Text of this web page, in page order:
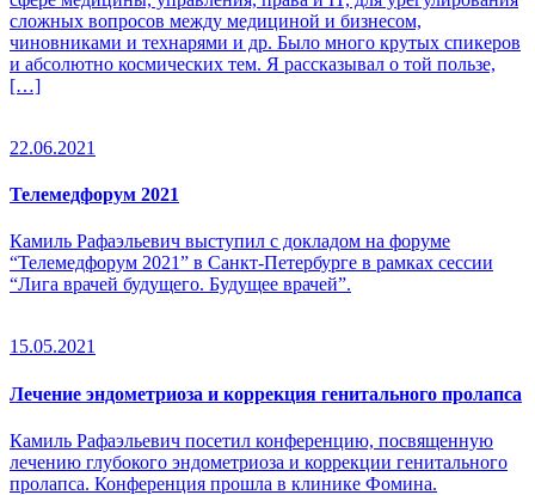
сложных вопросов между медициной и бизнесом,
чиновниками и технарями и др. Было много крутых спикеров
и абсолютно космических тем. Я рассказывал о той пользе,
[…]
22.06.2021
Телемедфорум 2021
Камиль Рафаэльевич выступил с докладом на форуме
“Телемедфорум 2021” в Санкт-Петербурге в рамках сессии
“Лига врачей будущего. Будущее врачей”.
15.05.2021
Лечение эндометриоза и коррекция генитального пролапса
Камиль Рафаэльевич посетил конференцию, посвященную
лечению глубокого эндометриоза и коррекции генитального
пролапса. Конференция прошла в клинике Фомина.